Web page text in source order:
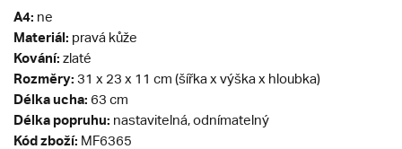
A4: ne
Materiál: pravá kůže
Kování: zlaté
Rozměry: 31 x 23 x 11 cm (šířka x výška x hloubka)
Délka ucha: 63 cm
Délka popruhu: nastavitelná, odnímatelný
Kód zboží: MF6365